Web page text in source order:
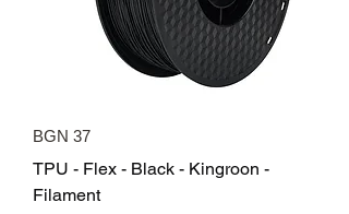
BGN 37
TPU - Flex - Black - Kingroon -
Filament